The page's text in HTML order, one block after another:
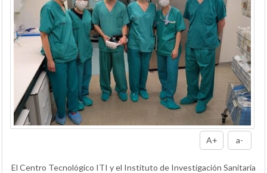
A+ a-
El Centro Tecnológico ITI y el Instituto de Investigación Sanitaria